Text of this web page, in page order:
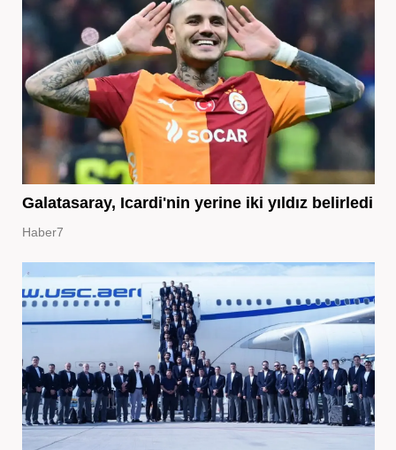
Galatasaray, Icardi'nin yerine iki yıldız belirledi
Haber7